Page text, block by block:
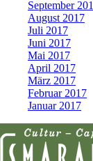
September
August 2017
Juli 2017
Juni 2017
Mai 2017
April 2017
März 2017
Februar 2017
Januar 2017